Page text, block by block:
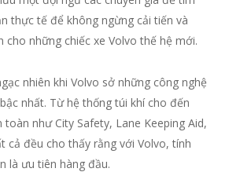
thực tế để không ngừng cải tiến và
cho những chiếc xe Volvo thế hệ mới.
nhiên khi Volvo sở những công nghệ
nhất. Từ hệ thống túi khí cho đến
như City Safety, Lane Keeping Aid,
cả đều cho thấy rằng với Volvo, tính
là ưu tiên hàng đầu.